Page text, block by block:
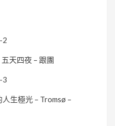
2
天四夜 – 跟團
3
生極光 – Tromsø –